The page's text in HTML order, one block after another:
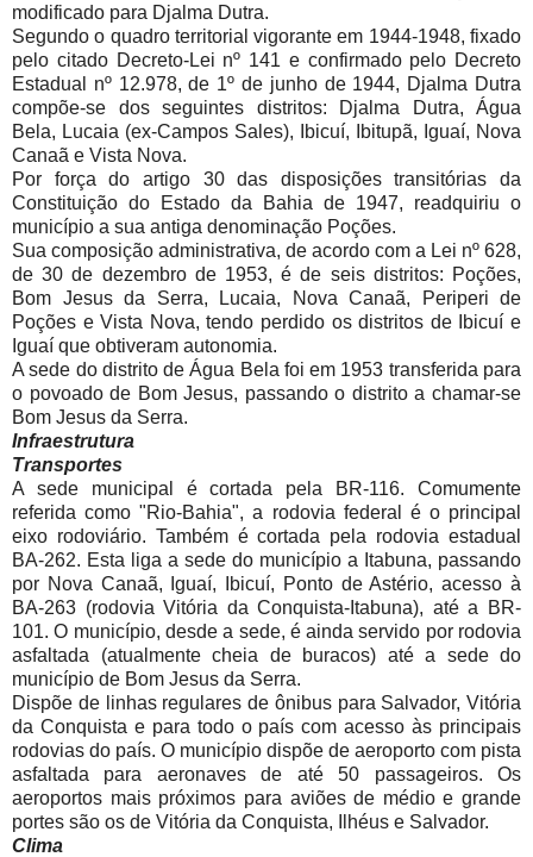
modificado para Djalma Dutra.
Segundo o quadro territorial vigorante em 1944-1948, fixado
pelo citado Decreto-Lei nº 141 e confirmado pelo Decreto
Estadual nº 12.978, de 1º de junho de 1944, Djalma Dutra
compõe-se dos seguintes distritos: Djalma Dutra, Água
Bela, Lucaia (ex-Campos Sales), Ibicuí, Ibitupã, Iguaí, Nova
Canaã e Vista Nova.
Por força do artigo 30 das disposições transitórias da
Constituição do Estado da Bahia de 1947, readquiriu o
município a sua antiga denominação Poções.
Sua composição administrativa, de acordo com a Lei nº 628,
de 30 de dezembro de 1953, é de seis distritos: Poções,
Bom Jesus da Serra, Lucaia, Nova Canaã, Periperi de
Poções e Vista Nova, tendo perdido os distritos de Ibicuí e
Iguaí que obtiveram autonomia.
A sede do distrito de Água Bela foi em 1953 transferida para
o povoado de Bom Jesus, passando o distrito a chamar-se
Bom Jesus da Serra.
Infraestrutura
Transportes
A sede municipal é cortada pela BR-116. Comumente
referida como "Rio-Bahia", a rodovia federal é o principal
eixo rodoviário. Também é cortada pela rodovia estadual
BA-262. Esta liga a sede do município a Itabuna, passando
por Nova Canaã, Iguaí, Ibicuí, Ponto de Astério, acesso à
BA-263 (rodovia Vitória da Conquista-Itabuna), até a BR-
101. O município, desde a sede, é ainda servido por rodovia
asfaltada (atualmente cheia de buracos) até a sede do
município de Bom Jesus da Serra.
Dispõe de linhas regulares de ônibus para Salvador, Vitória
da Conquista e para todo o país com acesso às principais
rodovias do país. O município dispõe de aeroporto com pista
asfaltada para aeronaves de até 50 passageiros. Os
aeroportos mais próximos para aviões de médio e grande
portes são os de Vitória da Conquista, Ilhéus e Salvador.
Clima